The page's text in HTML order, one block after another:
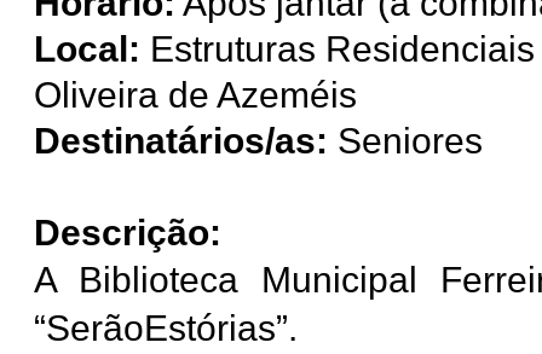
Local: Estruturas
Oliveira de Azeméis
Destinatários/as: Seniores
Descrição:
A Biblioteca Municipal
“SerãoEstórias”.